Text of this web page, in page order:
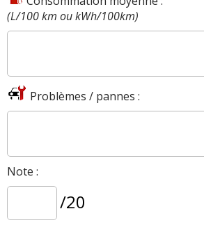
FIABILITEde cette motorisation
(L/100 km ou kWh/100km)
Problèmes / pannes :
Note :
/20